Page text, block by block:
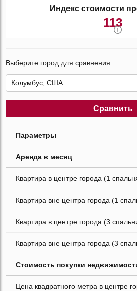
Индекс стоимости
113
Выберите город для сравнения
Сравнить
Параметры
Аренда в месяц
Квартира в центре города (1
Квартира вне центра города (1
Квартира в центре города (3
Квартира вне центра города (3
Стоимость покупки
Цена квадратного метра в центре